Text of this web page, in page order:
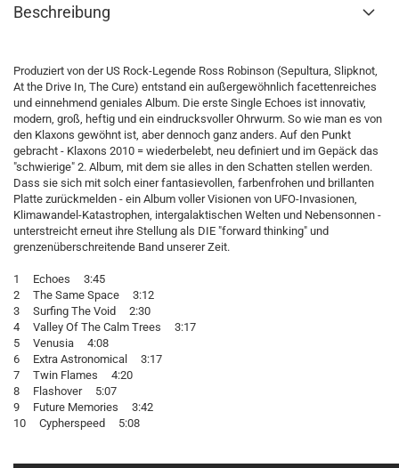
Beschreibung
Produziert von der US Rock-Legende Ross Robinson (Sepultura, Slipknot,
At the Drive In, The Cure) entstand ein außergewöhnlich facettenreiches
und einnehmend geniales Album. Die erste Single Echoes ist innovativ,
modern, groß, heftig und ein eindrucksvoller Ohrwurm. So wie man es von
den Klaxons gewöhnt ist, aber dennoch ganz anders. Auf den Punkt
gebracht - Klaxons 2010 = wiederbelebt, neu definiert und im Gepäck das
"schwierige" 2. Album, mit dem sie alles in den Schatten stellen werden.
Dass sie sich mit solch einer fantasievollen, farbenfrohen und brillanten
Platte zurückmelden - ein Album voller Visionen von UFO-Invasionen,
Klimawandel-Katastrophen, intergalaktischen Welten und Nebensonnen -
unterstreicht erneut ihre Stellung als DIE "forward thinking" und
grenzenüberschreitende Band unserer Zeit.
1 Echoes 3:45
2 The Same Space 3:12
3 Surfing The Void 2:30
4 Valley Of The Calm Trees 3:17
5 Venusia 4:08
6 Extra Astronomical 3:17
7 Twin Flames 4:20
8 Flashover 5:07
9 Future Memories 3:42
10 Cypherspeed 5:08